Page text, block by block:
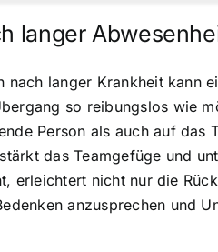
langer
nach langer Krankheit kann
so reibungslos wie
Person als auch auf das
das Teamgefüge und
erleichtert nicht nur die
anzusprechen und